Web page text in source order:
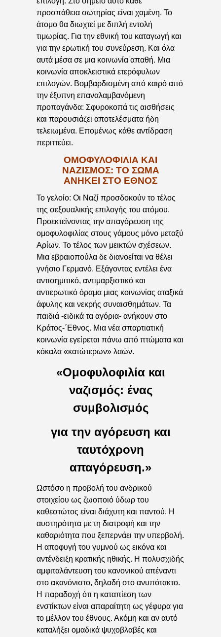
προσπάθεια σωτηρίας είναι χαμένη. Το
άτομο θα διωχτεί με διπλή εντολή
τιμωρίας. Για την εθνική του καταγωγή και
για την ερωτική του συνεύρεση. Και όλα
αυτά μέσα σε μια κοινωνία απαθή. Μια
κοινωνία αποκλειστικά ετερόφυλων
επιλογών. Βομβαρδισμένη από καιρό από
την έξυπνη επαναλαμβανόμενη
προπαγάνδα: Σφυροκοπά τις αισθήσεις
και παρουσιάζει αποτελέσματα ήδη
τελειωμένα. Επομένως κάθε αντίδραση
περιττεύει.
ΟΜΟΦΥΛΟΦΙΛΙΑ ΚΑΙ
ΝΑΖΙΣΜΟΣ: ΤΟ ΣΩΜΑ
ΑΝΗΚΕΙ ΣΤΟ ΕΘΝΟΣ
Το γελοίο: Οι Ναζί προσδοκούν το τέλος
της σεξουαλικής επιλογής του ατόμου.
Προεκτείνοντας την απαγόρευση της
ομοφυλοφιλίας στους γάμους μόνο μεταξύ
Αρίων. Το τέλος των μεικτών σχέσεων.
Μια εβραιοπούλα δε διανοείται να θέλει
γνήσιο Γερμανό. Εξάγοντας εντέλει ένα
αντισημιτικό, αντιμαρξιστικό και
αντιερωτικό όραμα μιας κοινωνίας αταξικά
άφυλης και νεκρής συναισθημάτων. Τα
παιδιά -ειδικά τα αγόρια- ανήκουν στο
Κράτος-΄Εθνος. Μια νέα σπαρτιατική
κοινωνία εγείρεται πάνω από πτώματα και
κόκαλα «κατώτερων» λαών.
«Ομοφυλοφιλία και
ναζισμός: ένας
συμβολισμός
για την αγόρευση και
ταυτόχρονη
απαγόρευση.»
Ωστόσο η προβολή του ανδρικού
στοιχείου ως ζωοποιό ύδωρ του
καθεστώτος είναι διάχυτη και παντού. Η
αυστηρότητα με τη διατροφή και την
καθαριότητα που ξεπερνάει την υπερβολή.
Η αποφυγή του γυμνού ως εικόνα και
αντένδειξη κρατικής ηθικής. Η πολυσχιδής
αμφιταλάντευση του κανονικού απέναντι
στο ακανόνιστο, δηλαδή στο ανυπότακτο.
Η παραδοχή ότι η καταπίεση των
ενστίκτων είναι απαραίτητη ως γέφυρα για
το μέλλον του έθνους. Ακόμη και αν αυτό
καταλήξει ομαδικά ψυχοβλαβές και